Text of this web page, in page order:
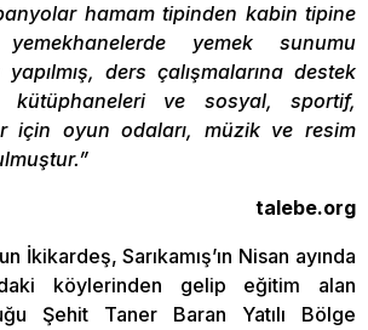
hamam tipinden kabin tipine
yemekhanelerde yemek sunumu
ders çalışmalarına destek
kütüphaneleri ve sosyal, sportif,
için oyun odaları, müzik ve resim
talebe.org
İkikardeş, Sarıkamış’ın Nisan ayında
köylerinden gelip eğitim alan
Şehit Taner Baran Yatılı Bölge